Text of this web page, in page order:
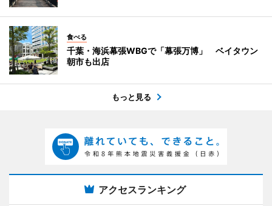
食べる
千葉・海浜幕張WBGで「幕張万博」 ベイタウン
朝市も出店
もっと見る
アクセスランキング